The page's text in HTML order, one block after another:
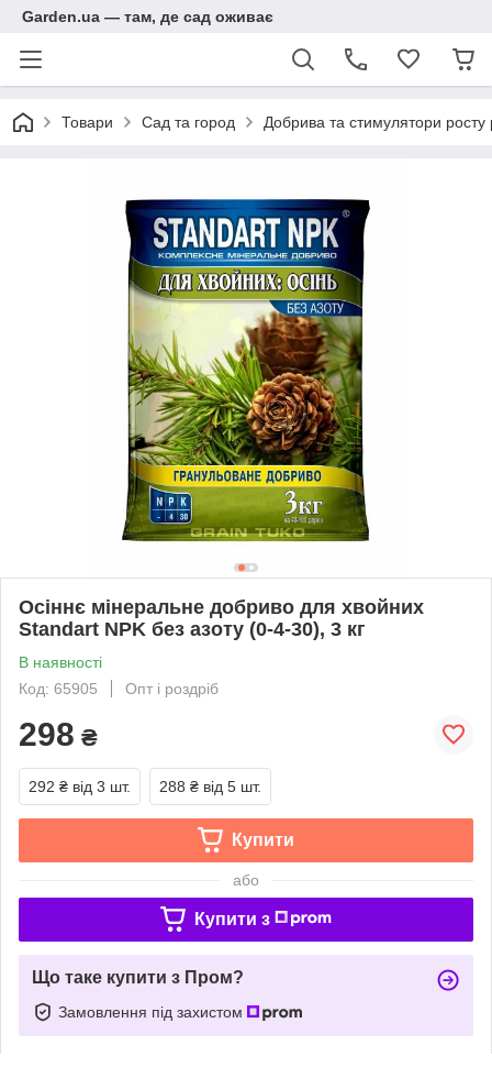
Garden.ua — там, де сад оживає
Товари Сад та город Добрива та стимулятори росту
Осіннє мінеральне добриво для хвойних
Standart NPK без азоту (0-4-30), 3 кг
В наявності
Код: 65905
Опт і роздріб
298 ₴
292 ₴ від 3 шт. 288 ₴ від 5 шт.
Купити
або
Купити з
Що таке купити з Пром?
Замовлення під захистом